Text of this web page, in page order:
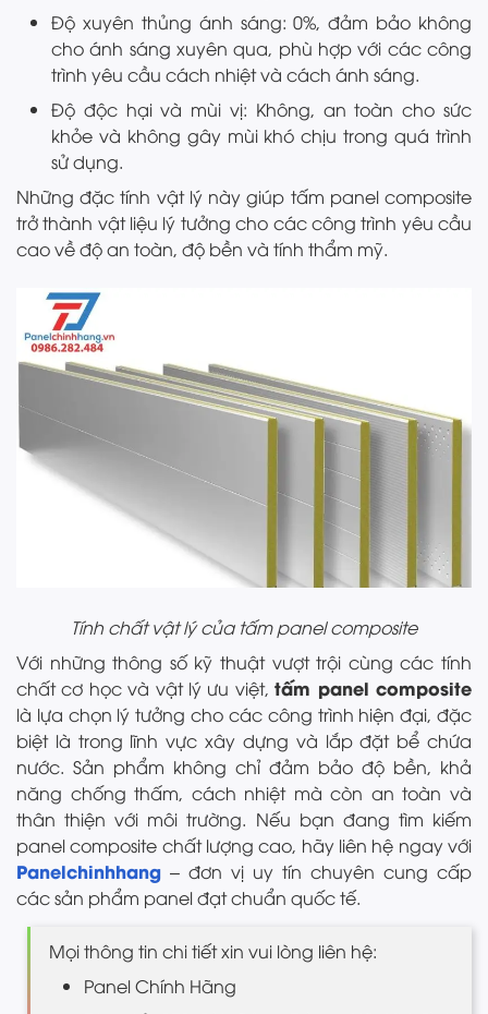
Độ xuyên thủng ánh sáng: 0%, đảm bảo không
cho ánh sáng xuyên qua, phù hợp với các công
trình yêu cầu cách nhiệt và cách ánh sáng.
Độ độc hại và mùi vị: Không, an toàn cho sức
khỏe và không gây mùi khó chịu trong quá trình
sử dụng.
Những đặc tính vật lý này giúp tấm panel composite
trở thành vật liệu lý tưởng cho các công trình yêu cầu
cao về độ an toàn, độ bền và tính thẩm mỹ.
Tính chất vật lý của tấm panel composite
Với những thông số kỹ thuật vượt trội cùng các tính
chất cơ học và vật lý ưu việt,tấm panel composite
là lựa chọn lý tưởng cho các công trình hiện đại, đặc
biệt là trong lĩnh vực xây dựng và lắp đặt bể chứa
nước. Sản phẩm không chỉ đảm bảo độ bền, khả
năng chống thấm, cách nhiệt mà còn an toàn và
thân thiện với môi trường. Nếu bạn đang tìm kiếm
panel composite chất lượng cao, hãy liên hệ ngay với
Panelchinhhang – đơn vị uy tín chuyên cung cấp
các sản phẩm panel đạt chuẩn quốc tế.
Mọi thông tin chi tiết xin vui lòng liên hệ:
Panel Chính Hãng